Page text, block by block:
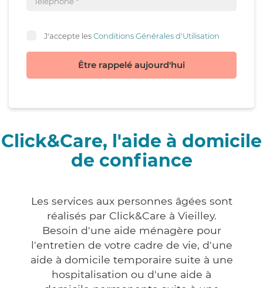
J'accepte lesConditions Générales d'Utilisation
Être rappelé aujourd'hui
Click&Care, l'aide à domicile
de confiance
Les services aux personnes âgées sont
réalisés par Click&Care à Vieilley.
Besoin d'une aide ménagère pour
l'entretien de votre cadre de vie, d'une
aide à domicile temporaire suite à une
hospitalisation ou d'une aide à